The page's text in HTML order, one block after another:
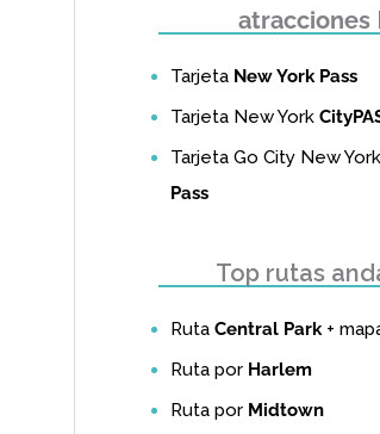
atracciones
Tarjeta New York Pass
Tarjeta New York
Tarjeta Go City New York
Pass
Top rutas
Ruta Central Park+
Ruta por Harlem
Ruta por Midtown